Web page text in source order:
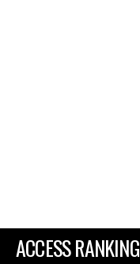
ACCESS RANKING